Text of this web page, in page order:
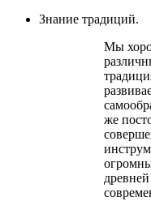
Знание традиций.
Мы
же